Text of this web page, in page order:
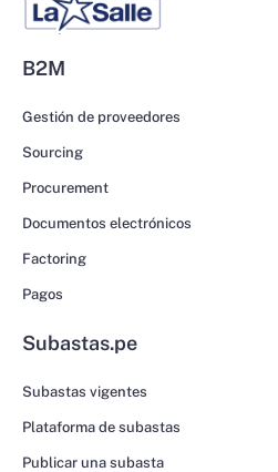
B2M
Gestión de proveedores
Sourcing
Procurement
Documentos electrónicos
Factoring
Pagos
Subastas.pe
Subastas vigentes
Plataforma de subastas
Publicar una subasta